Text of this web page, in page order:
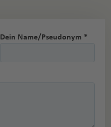
Dein Name/Pseudonym *